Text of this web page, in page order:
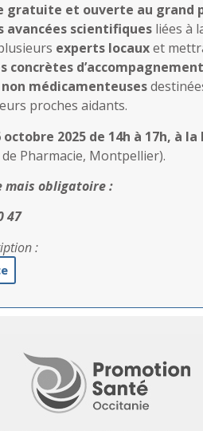
gratuite et ouverte au grand
avancées scientifiques liées à
experts locauxet
concrètes d’accompagnement
non médicamenteuses
proches aidants.
2025 de 14h à 17h, à la
de Pharmacie, Montpellier).
mais obligatoire :
47
: